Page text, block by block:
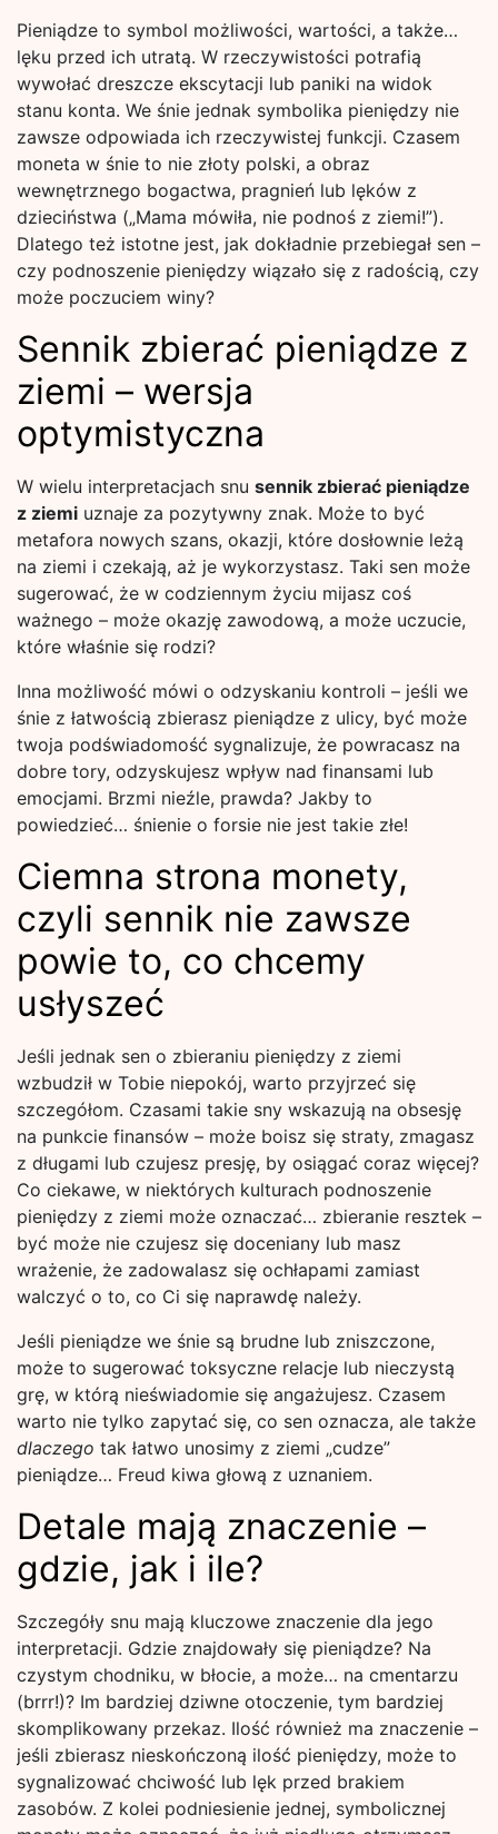
Pieniądze to symbol możliwości, wartości, a także…
lęku przed ich utratą. W rzeczywistości potrafią
wywołać dreszcze ekscytacji lub paniki na widok
stanu konta. We śnie jednak symbolika pieniędzy nie
zawsze odpowiada ich rzeczywistej funkcji. Czasem
moneta w śnie to nie złoty polski, a obraz
wewnętrznego bogactwa, pragnień lub lęków z
dzieciństwa („Mama mówiła, nie podnoś z ziemi!”).
Dlatego też istotne jest, jak dokładnie przebiegał sen –
czy podnoszenie pieniędzy wiązało się z radością, czy
może poczuciem winy?
Sennik zbierać pieniądze z
ziemi – wersja
optymistyczna
W wielu interpretacjach snu sennik zbierać pieniądze
z ziemi uznaje za pozytywny znak. Może to być
metafora nowych szans, okazji, które dosłownie leżą
na ziemi i czekają, aż je wykorzystasz. Taki sen może
sugerować, że w codziennym życiu mijasz coś
ważnego – może okazję zawodową, a może uczucie,
które właśnie się rodzi?
Inna możliwość mówi o odzyskaniu kontroli – jeśli we
śnie z łatwością zbierasz pieniądze z ulicy, być może
twoja podświadomość sygnalizuje, że powracasz na
dobre tory, odzyskujesz wpływ nad finansami lub
emocjami. Brzmi nieźle, prawda? Jakby to
powiedzieć… śnienie o forsie nie jest takie złe!
Ciemna strona monety,
czyli sennik nie zawsze
powie to, co chcemy
usłyszeć
Jeśli jednak sen o zbieraniu pieniędzy z ziemi
wzbudził w Tobie niepokój, warto przyjrzeć się
szczegółom. Czasami takie sny wskazują na obsesję
na punkcie finansów – może boisz się straty, zmagasz
z długami lub czujesz presję, by osiągać coraz więcej?
Co ciekawe, w niektórych kulturach podnoszenie
pieniędzy z ziemi może oznaczać… zbieranie resztek –
być może nie czujesz się doceniany lub masz
wrażenie, że zadowalasz się ochłapami zamiast
walczyć o to, co Ci się naprawdę należy.
Jeśli pieniądze we śnie są brudne lub zniszczone,
może to sugerować toksyczne relacje lub nieczystą
grę, w którą nieświadomie się angażujesz. Czasem
warto nie tylko zapytać się, co sen oznacza, ale także
dlaczego tak łatwo unosimy z ziemi „cudze”
pieniądze… Freud kiwa głową z uznaniem.
Detale mają znaczenie –
gdzie, jak i ile?
Szczegóły snu mają kluczowe znaczenie dla jego
interpretacji. Gdzie znajdowały się pieniądze? Na
czystym chodniku, w błocie, a może… na cmentarzu
(brrr!)? Im bardziej dziwne otoczenie, tym bardziej
skomplikowany przekaz. Ilość również ma znaczenie –
jeśli zbierasz nieskończoną ilość pieniędzy, może to
sygnalizować chciwość lub lęk przed brakiem
zasobów. Z kolei podniesienie jednej, symbolicznej